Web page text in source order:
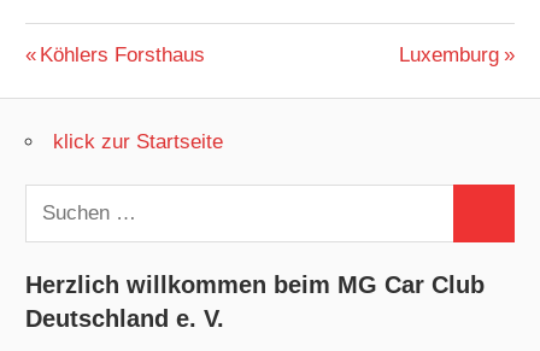
Beitragsnavigation
Vorheriger
Köhlers Forsthaus
Nächster
Luxemburg
klick zur Startseite
Suchen
nach:
Herzlich willkommen beim MG Car Club
Deutschland e. V.